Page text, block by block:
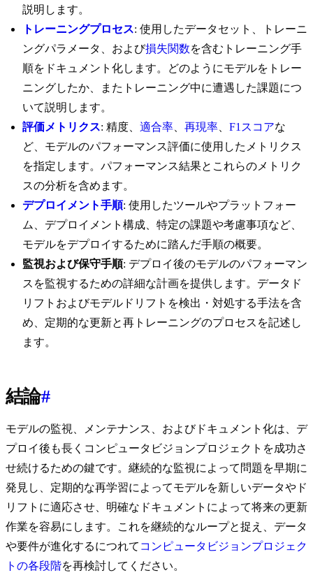
説明します。
トレーニングプロセス: 使用したデータセット、トレーニ
ングパラメータ、および損失関数を含むトレーニング手
順をドキュメント化します。どのようにモデルをトレー
ニングしたか、またトレーニング中に遭遇した課題につ
いて説明します。
評価メトリクス: 精度、 適合率 再現率 F1スコアな
ど、モデルのパフォーマンス評価に使用したメトリクス
を指定します。パフォーマンス結果とこれらのメトリク
スの分析を含めます。
デプロイメント手順: 使用したツールやプラットフォー
ム、デプロイメント構成、特定の課題や考慮事項など、
モデルをデプロイするために踏んだ手順の概要。
監視および保守手順: デプロイ後のモデルのパフォーマン
スを監視するための詳細な計画を提供します。データド
リフトおよびモデルドリフトを検出・対処する手法を含
め、定期的な更新と再トレーニングのプロセスを記述し
ます。
結論#
モデルの監視、メンテナンス、およびドキュメント化は、デ
プロイ後も長くコンピュータビジョンプロジェクトを成功さ
せ続けるための鍵です。継続的な監視によって問題を早期に
発見し、定期的な再学習によってモデルを新しいデータやド
リフトに適応させ、明確なドキュメントによって将来の更新
作業を容易にします。これを継続的なループと捉え、データ
や要件が進化するにつれて コンピュータビジョンプロジェク
トの各段階を再検討してください。